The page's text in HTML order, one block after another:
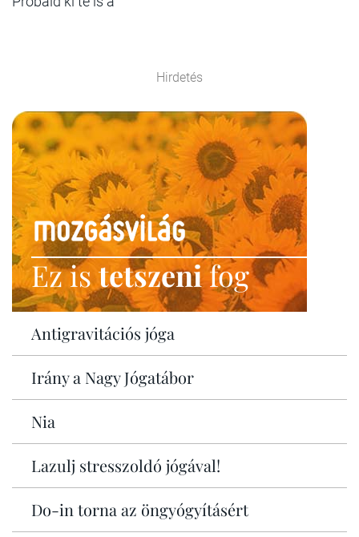
Hirdetés
Ez istetszenifog
Antigravitációs jóga
Irány a Nagy Jógatábor
Nia
Lazulj stresszoldó jógával!
Do-in torna az öngyógyításért